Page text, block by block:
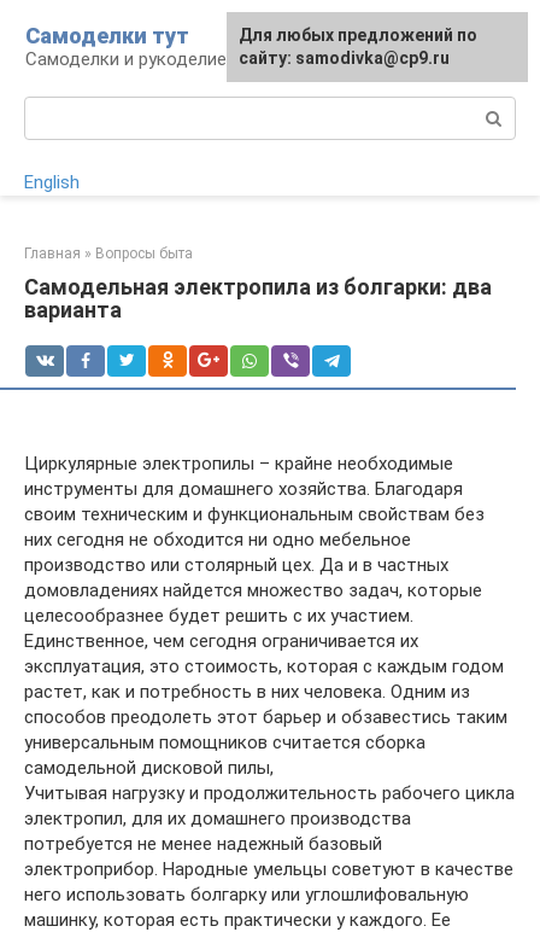
контенту
Самоделки тут
Самоделки и рукоделие для дома и участка
English
Главная » Вопросы быта
Самодельная электропила из болгарки: два
варианта
Циркулярные электропилы – крайне необходимые
инструменты для домашнего хозяйства. Благодаря
своим техническим и функциональным свойствам без
них сегодня не обходится ни одно мебельное
производство или столярный цех. Да и в частных
домовладениях найдется множество задач, которые
целесообразнее будет решить с их участием.
Единственное, чем сегодня ограничивается их
эксплуатация, это стоимость, которая с каждым годом
растет, как и потребность в них человека. Одним из
способов преодолеть этот барьер и обзавестись таким
универсальным помощников считается сборка
самодельной дисковой пилы,
Учитывая нагрузку и продолжительность рабочего цикла
электропил, для их домашнего производства
потребуется не менее надежный базовый
электроприбор. Народные умельцы советуют в качестве
него использовать болгарку или углошлифовальную
машинку, которая есть практически у каждого. Ее
Для любых предложений по
сайту: samodivka@cp9.ru